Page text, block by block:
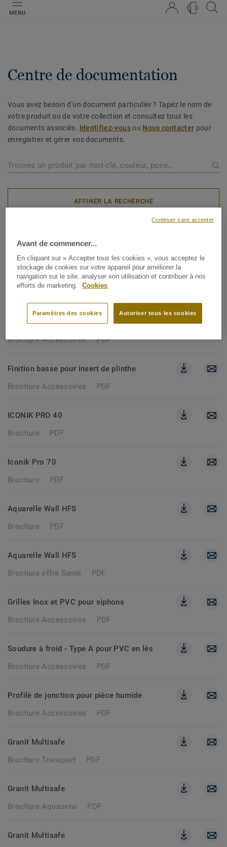
MENU
0
Centre de documentation
Vous avez besoin d'un document particulier ? Tapez le nom de
votre produit ou de votre collection et consultez tous les
documents associés. Identifiez-vousou Nous contacter pour
enregistrer et gérer vos documents.
AFFINER LA RECHERCHE
290 documents
BROCHURE
Profilés d'appui & Finition 2 en 1 - PAD 8&10
Brochure Accessoires
PDF
Finition basse pour insert de plinthe
Brochure Accessoires
PDF
ICONIK PRO 40
Brochure
PDF
Iconik Pro 70
Brochure
PDF
Aquarelle Wall HFS
Brochure
PDF
Aquarelle Wall HFS
Brochure offre Santé
PDF
Grilles Inox et PVC pour siphons
Brochure Accessoires
PDF
Soudure à froid - Type A pour PVC en lés
Brochure Accessoires
PDF
Profilé de jonction pour pièce humide
Brochure Accessoires
PDF
Granit Multisafe
Brochure Transport
PDF
Granit Multisafe
Brochure Aquasens
PDF
Granit Multisafe
Avant de commencer...
En cliquant sur « Accepter tous les cookies », vous acceptez le
stockage de cookies sur votre appareil pour améliorer la
navigation sur le site, analyser son utilisation et contribuer à nos
efforts de marketing.
Cookies
Autoriser tous les cookies
Paramètres des cookies
Continuer sans accepter